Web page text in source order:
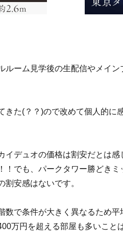
ルーム見学後の生配信やメイ
きた(？？)ので改めて個人的に
イデュオの価格は割安だとは
！でも、パークタワー勝どき
割安感はないです。
で条件が大きく異なるため平
万円を超える部屋も多いこと